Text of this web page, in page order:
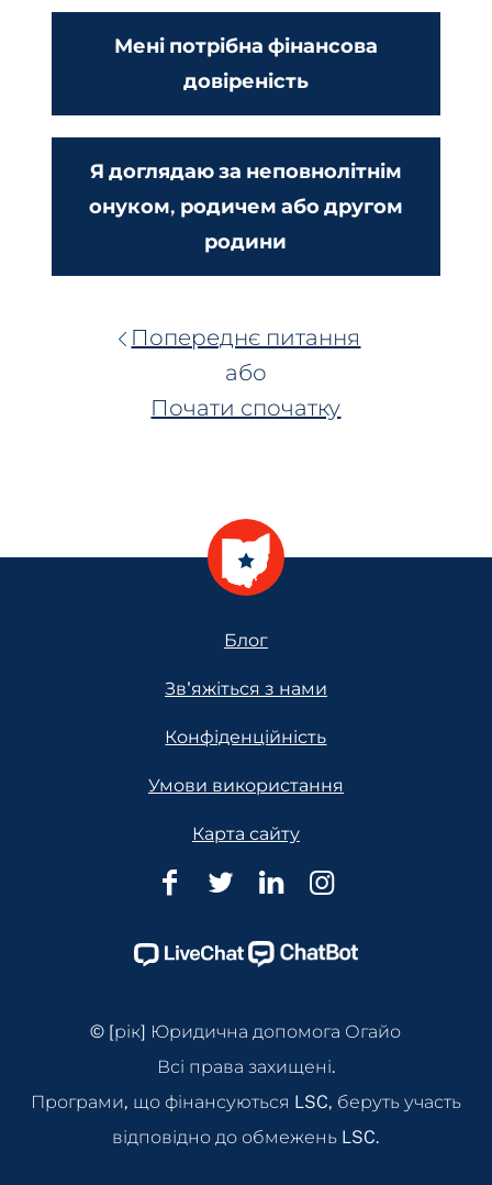
Мені потрібна фінансова
довіреність
Я доглядаю за неповнолітнім
онуком, родичем або другом
родини
Попереднє питання
або
Почати спочатку
Блог
Зв'яжіться з нами
Конфіденційність
Умови використання
Карта сайту
Юридична
Огайо
Page
Юридична
Огайо
Page
Юридична
Огайо
Page
Юридична
Огайо
Page
© [рік] Юридична допомога Огайо
Всі права захищені.
Програми, що фінансуються LSC, беруть участь
відповідно до обмежень LSC.